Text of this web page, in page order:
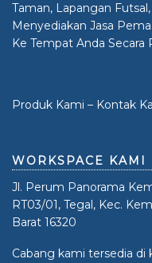
Taman, Lapangan
Menyediakan Jasa
Ke Tempat Anda Secara
Produk Kami – Kontak
WORKSPACE KAMI
Jl. Perum Panorama
RT03/01, Tegal, Kec.
Barat 16320
Cabang kami tersedia di